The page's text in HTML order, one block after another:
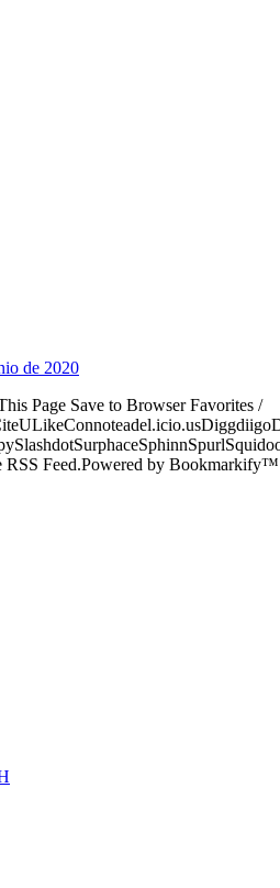
de 2020
Page Save to Browser Favorites /
Feed.Powered by